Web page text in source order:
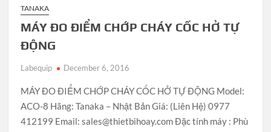
TANAKA
MÁY ĐO ĐIỂM CHỚP CHÁY CỐC HỞ TỰ
ĐỘNG
Labequip December 6, 2016
MÁY ĐO ĐIỂM CHỚP CHÁY CỐC HỞ TỰ ĐỘNG Model:
ACO-8 Hãng: Tanaka – Nhật Bản Giá: (Liên Hệ) 0977
412199 Email: sales@thietbihoay.com Đặc tính máy : Phù